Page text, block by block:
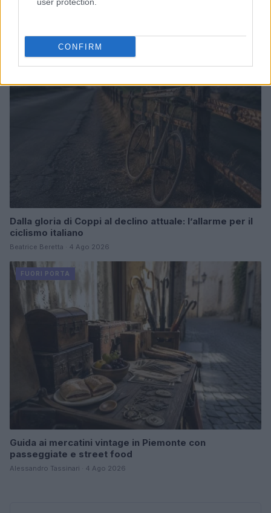
CONFIRM
Dalla gloria di Coppi al declino attuale: l’allarme per il
ciclismo italiano
Beatrice Beretta · 4 Ago 2026
FUORI PORTA
Guida ai mercatini vintage in Piemonte con
passeggiate e street food
Alessandro Tassinari · 4 Ago 2026